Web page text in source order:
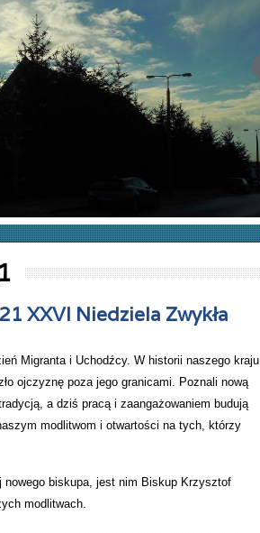
XXVI Niedziela Zwykła
Migranta i Uchodźcy. W historii naszego kraju
ojczyznę poza jego granicami. Poznali nową
a dziś pracą i zaangażowaniem budują
modlitwom i otwartości na tych, którzy
nowego biskupa, jest nim Biskup Krzysztof
modlitwach.